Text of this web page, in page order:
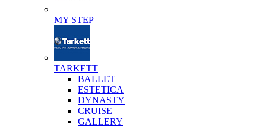
MY STEP
TARKETT
BALLET
ESTETICA
DYNASTY
CRUISE
GALLERY